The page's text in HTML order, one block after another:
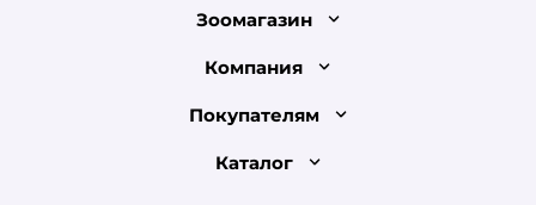
Зоомагазин
Лицензия
Доставка и оплата
Обмен и возврат товара
Компания
О компании
Инвесторам
Покупателям
Бонусные карты
Каталог